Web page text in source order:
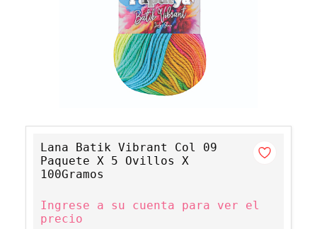
Lana Batik Vibrant Col 09
Paquete X 5 Ovillos X
100Gramos
Ingrese a su cuenta para ver el
precio